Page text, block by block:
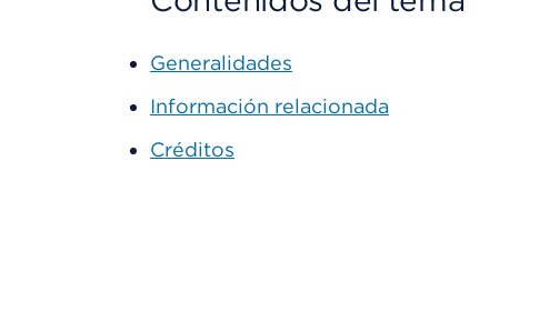
Generalidades
Información relacionada
Créditos